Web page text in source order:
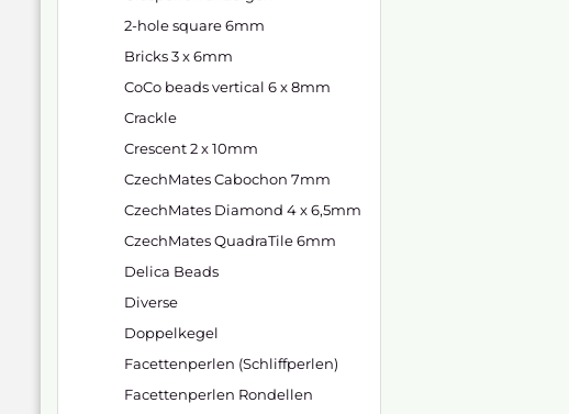
2-hole square 6mm
Bricks 3 x 6mm
CoCo beads vertical 6 x 8mm
Crackle
Crescent 2 x 10mm
CzechMates Cabochon 7mm
CzechMates Diamond 4 x 6,5mm
CzechMates QuadraTile 6mm
Delica Beads
Diverse
Doppelkegel
Facettenperlen (Schliffperlen)
Facettenperlen Rondellen